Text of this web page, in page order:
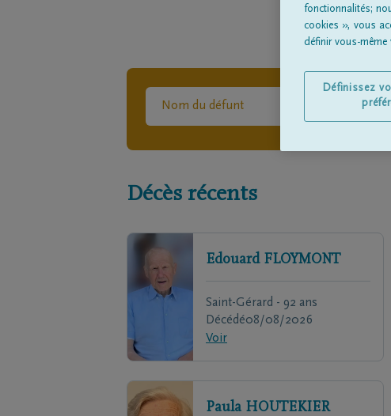
Décès récents
Edouard FLOYMONT
Saint-Gérard - 92 ans
Décédé08/08/2026
Voir
Paula HOUTEKIER
fonctionnalités;
cookies », vous
définir vous-même
Définissez